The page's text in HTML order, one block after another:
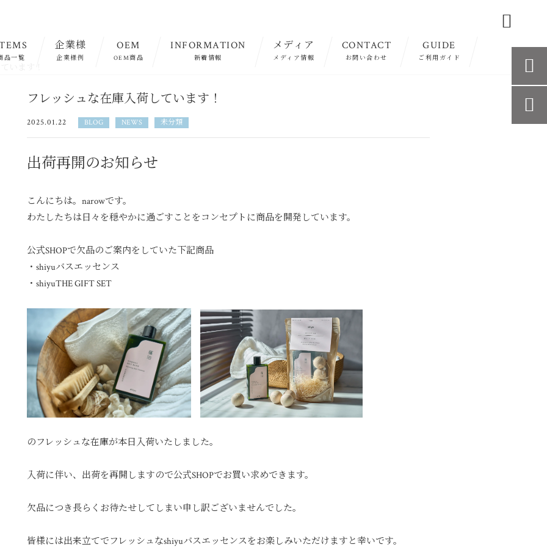
品一覧
企業様
企業様例
OEM
OEM商品
INFORMATION
新着情報
メディア
メディア情報
CONTACT
お問い合わせ
GUIDE
ご利用ガイド

フレッシュな在庫入荷しています！
2025.01.22 BLOG NEWS 未分類
出荷再開のお知らせ
こんにちは。narowです。
わたしたちは日々を穏やかに過ごすことをコンセプトに商品を開発しています。
公式SHOPで欠品のご案内をしていた下記商品
・shiyuバスエッセンス
・shiyuTHE GIFT SET
のフレッシュな在庫が本日入荷いたしました。
入荷に伴い、出荷を再開しますので公式SHOPでお買い求めできます。
欠品につき長らくお待たせしてしまい申し訳ございませんでした。
皆様には出来立てでフレッシュなshiyuバスエッセンスをお楽しみいただけますと幸いです。

